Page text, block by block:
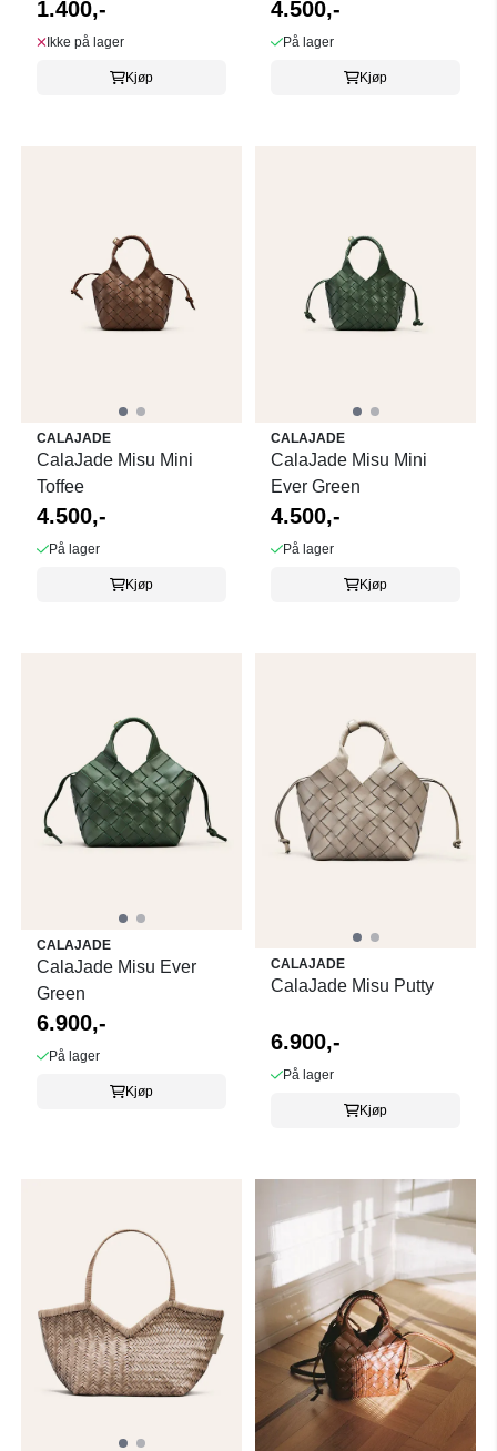
1.400,-
Ikke på lager
Kjøp
4.500,-
På lager
Kjøp
CALAJADE
CalaJade Misu Mini
Toffee
4.500,-
På lager
Kjøp
CALAJADE
CalaJade Misu Mini
Ever Green
4.500,-
På lager
Kjøp
CALAJADE
CalaJade Misu Ever
Green
6.900,-
På lager
Kjøp
CALAJADE
CalaJade Misu Putty
6.900,-
På lager
Kjøp